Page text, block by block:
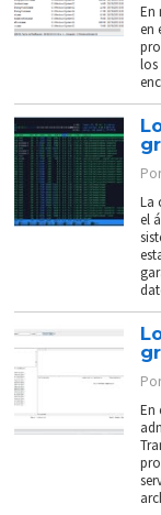
En
en
los
La
el
En